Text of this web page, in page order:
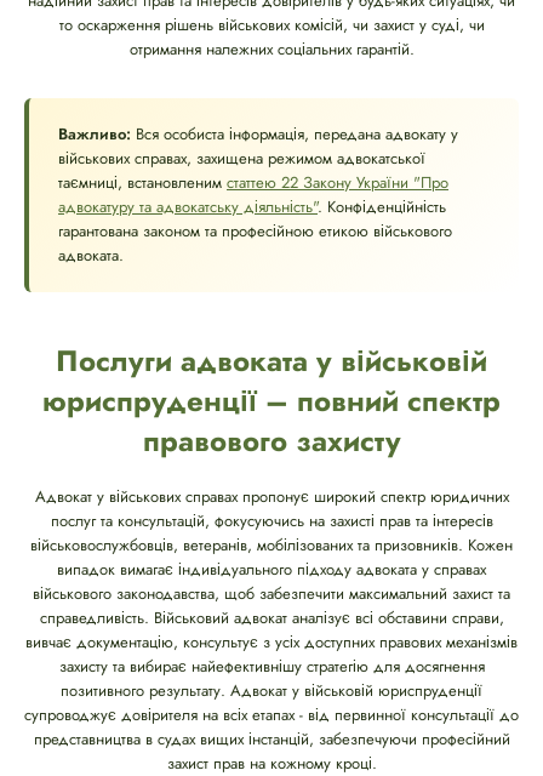
то оскарження рішень військових комісій, чи захист у суді, чи
отримання належних соціальних гарантій.
Важливо: Вся особиста інформація, передана адвокату у
військових справах, захищена режимом адвокатської
таємниці, встановленим статтею 22 Закону України "Про
адвокатуру та адвокатську діяльність". Конфіденційність
гарантована законом та професійною етикою військового
адвоката.
Послуги адвоката у військовій
юриспруденції – повний спектр
правового захисту
Адвокат у військових справах пропонує широкий спектр юридичних
послуг та консультацій, фокусуючись на захисті прав та інтересів
військовослужбовців, ветеранів, мобілізованих та призовників. Кожен
випадок вимагає індивідуального підходу адвоката у справах
військового законодавства, щоб забезпечити максимальний захист та
справедливість. Військовий адвокат аналізує всі обставини справи,
вивчає документацію, консультує з усіх доступних правових механізмів
захисту та вибирає найефективнішу стратегію для досягнення
позитивного результату. Адвокат у військовій юриспруденції
супроводжує довірителя на всіх етапах - від первинної консультації до
представництва в судах вищих інстанцій, забезпечуючи професійний
захист прав на кожному кроці.